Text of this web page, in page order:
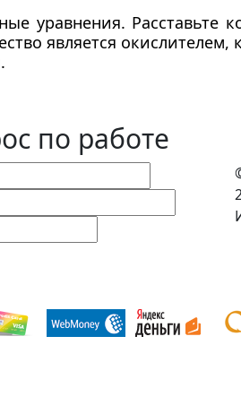
уравнения.
является окислителем,
по работе